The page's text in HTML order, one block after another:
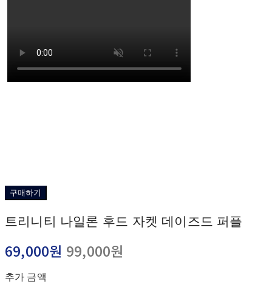
구매하기
트리니티 나일론 후드 자켓 데이즈드 퍼플
69,000원 99,000원
추가 금액